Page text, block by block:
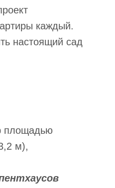
каждый.
настоящий сад
площадью
м),